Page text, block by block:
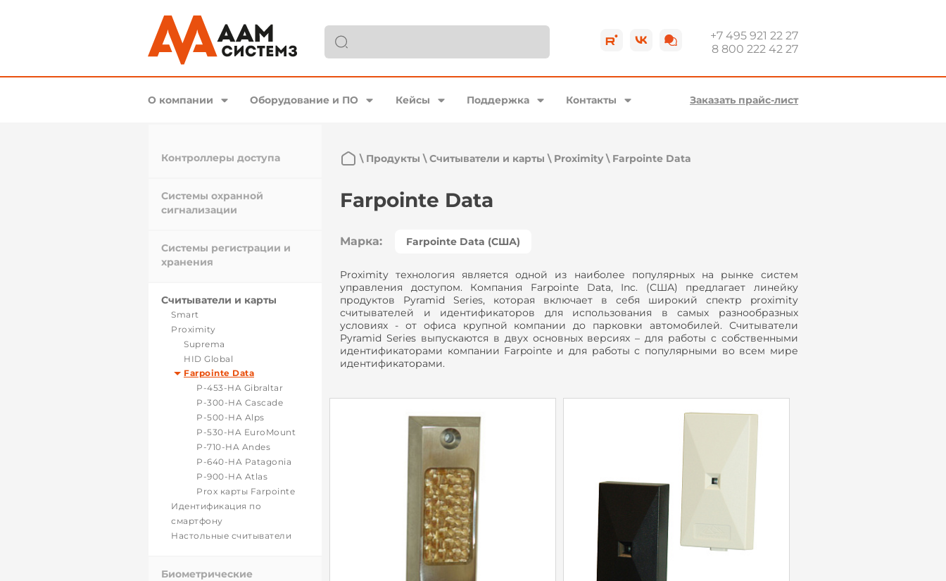
+7 495 921 22 27
8 800 222 42 27
О компании Оборудование и ПО Кейсы Поддержка Контакты Заказать прайс-лист
Контроллеры доступа
Системы охранной
сигнализации
Системы регистрации и
хранения
Считыватели и карты
Smart
Proximity
Suprema
HID Global
Farpointe Data
P-453-HA Gibraltar
P-300-HA Cascade
P-500-HA Alps
P-530-HA EuroMount
P-710-HA Andes
P-640-HA Patagonia
P-900-HA Atlas
Prox карты Farpointe
Идентификация по
смартфону
Настольные считыватели
Биометрические
\ Продукты \Считыватели и карты \ Proximity\ Farpointe Data
Farpointe Data
Марка: Farpointe Data (США)
Proximity технология является одной из наиболее популярных на рынке систем
управления доступом. Компания Farpointe Data, Inc. (США) предлагает линейку
продуктов Pyramid Series, которая включает в себя широкий спектр proximity
считывателей и идентификаторов для использования в самых разнообразных
условиях - от офиса крупной компании до парковки автомобилей. Считыватели
Pyramid Series выпускаются в двух основных версиях – для работы с собственными
идентификаторами компании Farpointe и для работы с популярными во всем мире
идентификаторами.